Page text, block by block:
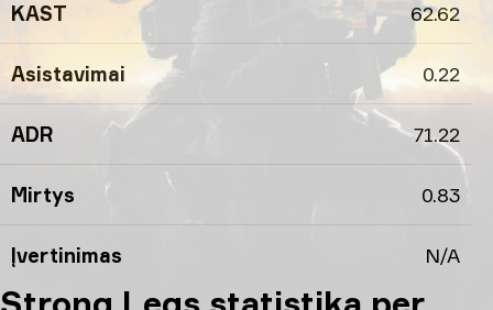
KAST 62.62
Asistavimai 0.22
ADR 71.22
Mirtys 0.83
Įvertinimas N/A